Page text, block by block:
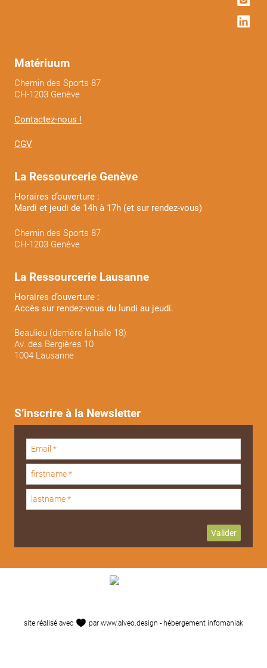
Matériuum
Chemin des Sports 87
CH-1203 Genève
Contactez-nous !
CGV
La Ressourcerie Genève
Horaires d’ouverture :
Mardi et jeudi de 14h à 17h (et sur rendez-vous)
Chemin des Sports 87
CH-1203 Genève
La Ressourcerie Lausanne
Horaires d’ouverture :
Accès sur rendez-vous du lundi au jeudi.
Beaulieu (derrière la halle 18)
Av. des Bergières 10
1004 Lausanne
S’inscrire à la Newsletter
site réalisé avec par www.alveo.design - hébergement infomaniak